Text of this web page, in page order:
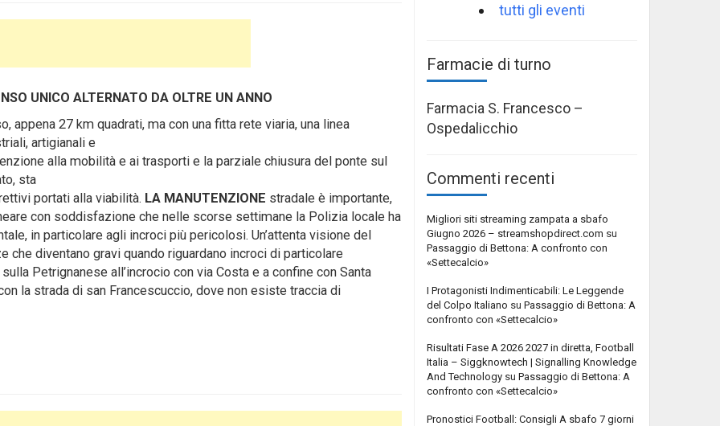
UNICO ALTERNATO DA OLTRE UN ANNO
appena 27 km quadrati, ma con una fitta rete viaria, una linea
artigianali e
alla mobilità e ai trasporti e la parziale chiusura del ponte sul
sta
portati alla viabilità. LA MANUTENZIONE stradale è importante,
con soddisfazione che nelle scorse settimane la Polizia locale ha
in particolare agli incroci più pericolosi. Un’attenta visione del
diventano gravi quando riguardano incroci di particolare
Petrignanese all’incrocio con via Costa e a confine con Santa
la strada di san Francescuccio, dove non esiste traccia di
tutti gli eventi
Farmacie di turno
Farmacia S. Francesco –
Ospedalicchio
Commenti recenti
Migliori siti streaming zampata a sbafo
Giugno 2026 – streamshopdirect.com su
Passaggio di Bettona: A confronto con
«Settecalcio»
I Protagonisti Indimenticabili: Le Leggende
del Colpo Italiano su Passaggio di Bettona: A
confronto con «Settecalcio»
Risultati Fase A 2026 2027 in diretta, Football
Italia – Siggknowtech | Signalling Knowledge
And Technology su Passaggio di Bettona: A
confronto con «Settecalcio»
Pronostici Football: Consigli A sbafo 7 giorni